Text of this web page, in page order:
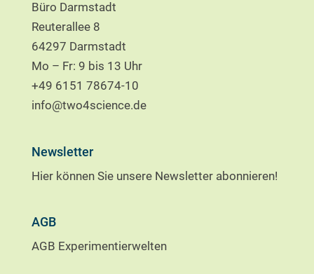
Büro Darmstadt
Reuterallee 8
64297 Darmstadt
Mo – Fr: 9 bis 13 Uhr
+49 6151 78674-10
info@two4science.de
Newsletter
Hier können Sie unsere Newsletter abonnieren!
AGB
AGB Experimentierwelten